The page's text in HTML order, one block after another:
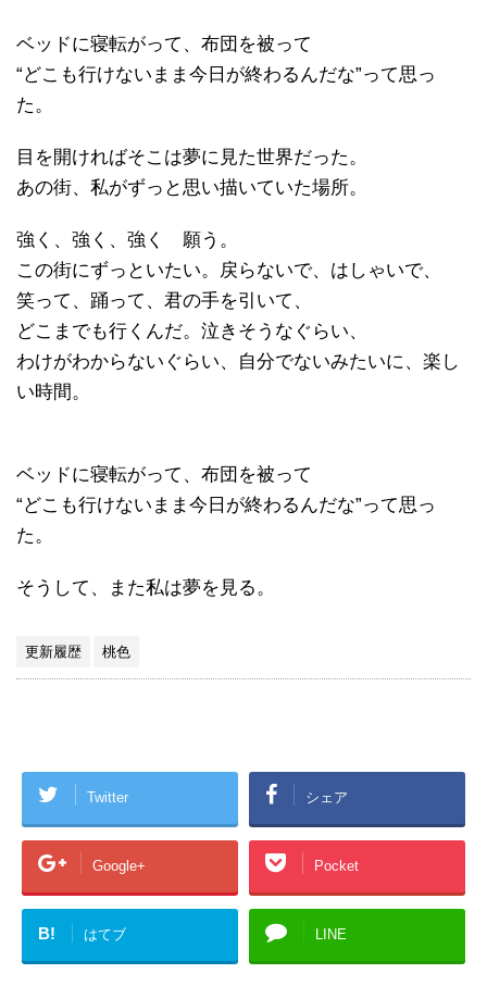
ベッドに寝転がって、布団を被って
“どこも行けないまま今日が終わるんだな”って思っ
た。
目を開ければそこは夢に見た世界だった。
あの街、私がずっと思い描いていた場所。
強く、強く、強く 願う。
この街にずっといたい。戻らないで、はしゃいで、
笑って、踊って、君の手を引いて、
どこまでも行くんだ。泣きそうなぐらい、
わけがわからないぐらい、自分でないみたいに、楽し
い時間。
ベッドに寝転がって、布団を被って
“どこも行けないまま今日が終わるんだな”って思っ
た。
そうして、また私は夢を見る。
更新履歴 桃色
Twitter シェア
Google+ Pocket
B! はてブ LINE